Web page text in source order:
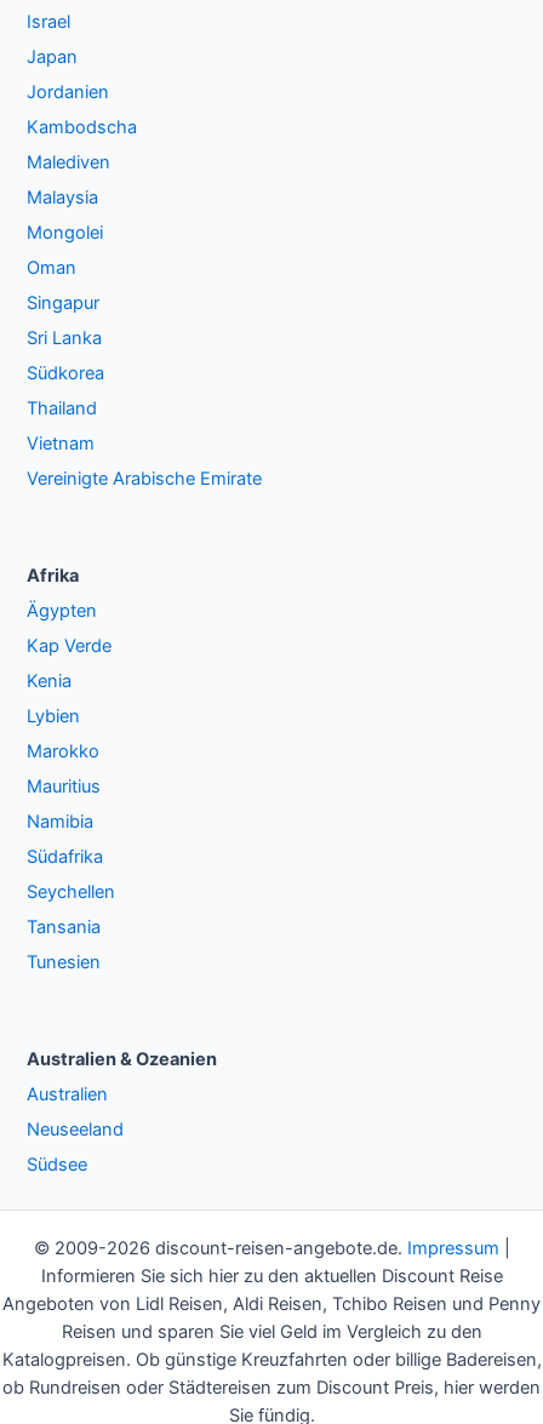
Israel
Japan
Jordanien
Kambodscha
Malediven
Malaysia
Mongolei
Oman
Singapur
Sri Lanka
Südkorea
Thailand
Vietnam
Vereinigte Arabische Emirate
Afrika
Ägypten
Kap Verde
Kenia
Lybien
Marokko
Mauritius
Namibia
Südafrika
Seychellen
Tansania
Tunesien
Australien & Ozeanien
Australien
Neuseeland
Südsee
© 2009-2026 discount-reisen-angebote.de. Impressum
Informieren Sie sich hier zu den aktuellen Discount Reise
Angeboten von Lidl Reisen, Aldi Reisen, Tchibo Reisen und Penny
Reisen und sparen Sie viel Geld im Vergleich zu den
Katalogpreisen. Ob günstige Kreuzfahrten oder billige Badereisen,
ob Rundreisen oder Städtereisen zum Discount Preis, hier werden
Sie fündig.